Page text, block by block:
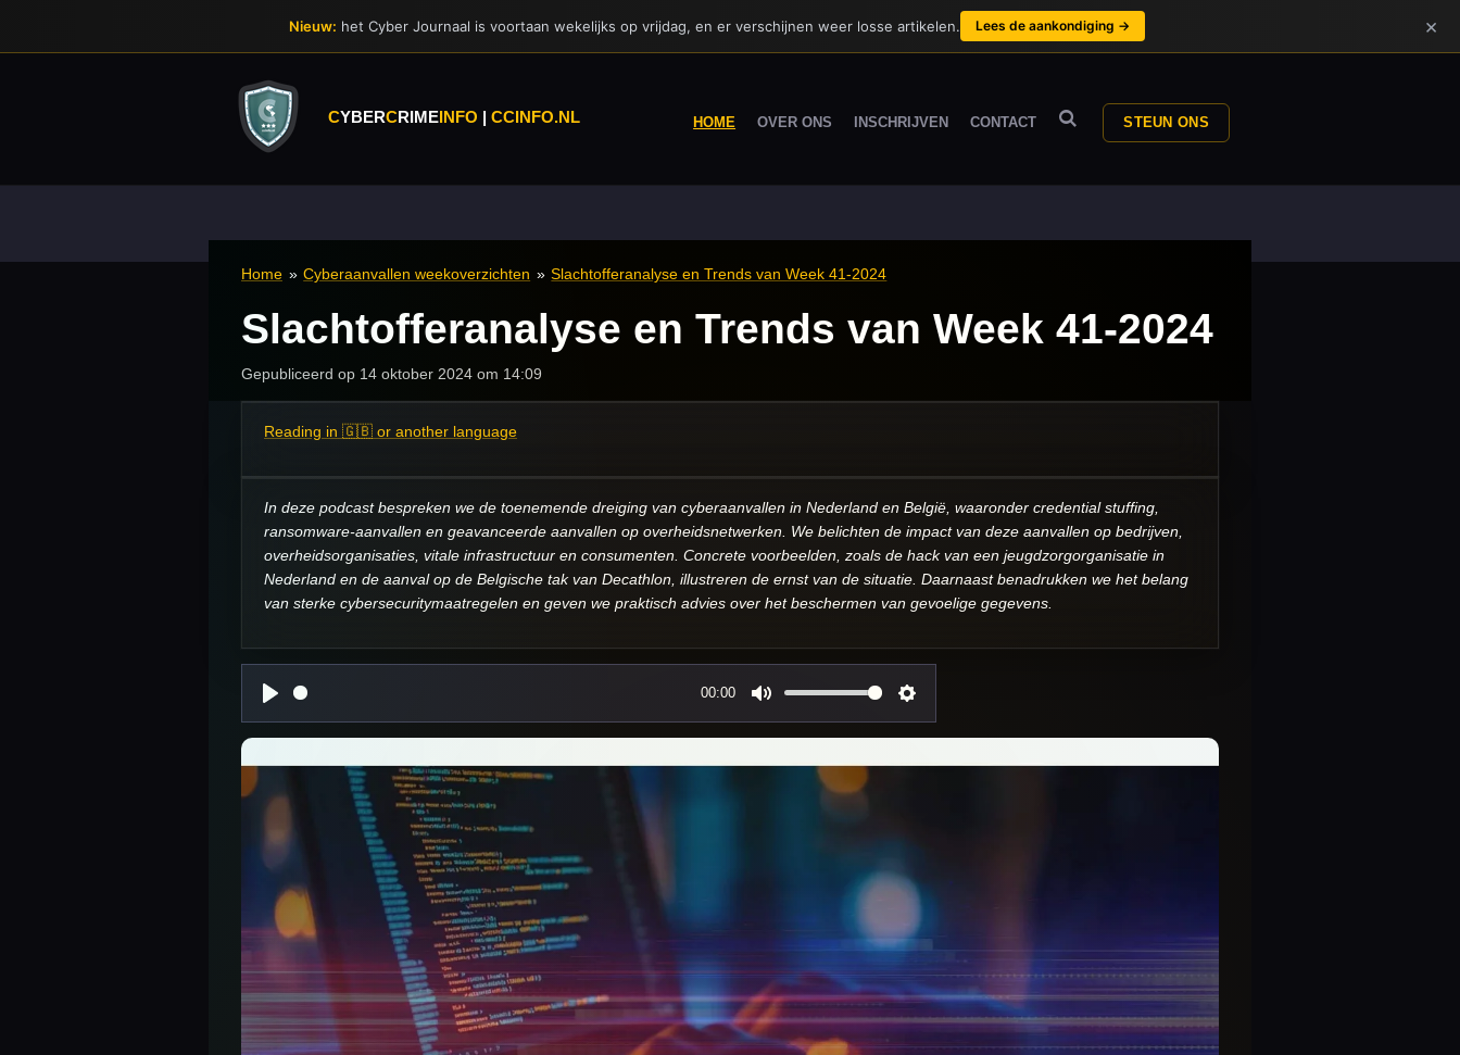
CYBERCRIMEINFO | CCINFO.NL HOME OVER ONS INSCHRIJVEN CONTACT STEUN ONS
Home » Cyberaanvallen weekoverzichten » Slachtofferanalyse en Trends van Week 41-2024
Slachtofferanalyse en Trends van Week 41-2024
Gepubliceerd op 14 oktober 2024 om 14:09
Reading in 🇬🇧 or another language
In deze podcast bespreken we de toenemende dreiging van cyberaanvallen in Nederland en België, waaronder credential stuffing,
ransomware-aanvallen en geavanceerde aanvallen op overheidsnetwerken. We belichten de impact van deze aanvallen op bedrijven,
overheidsorganisaties, vitale infrastructuur en consumenten. Concrete voorbeelden, zoals de hack van een jeugdzorgorganisatie in
Nederland en de aanval op de Belgische tak van Decathlon, illustreren de ernst van de situatie. Daarnaast benadrukken we het belang
van sterke cybersecuritymaatregelen en geven we praktisch advies over het beschermen van gevoelige gegevens.
l
a
00:00
u
t
e
t
s
Nieuw: het Cyber Journaal is voortaan wekelijks op vrijdag, en er verschijnen weer losse artikelen. Lees de aankondiging → ×